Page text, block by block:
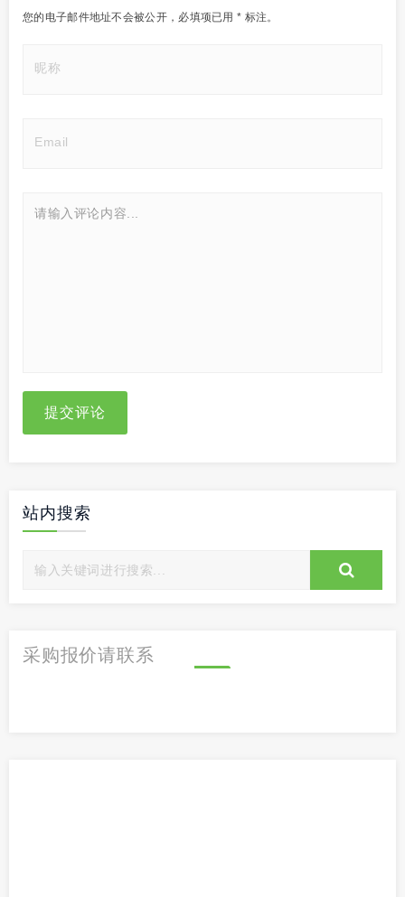
您的电子邮件地址不会被公开， 必填项已用* 标注。
提交评论
站内搜索
采购报价请联系